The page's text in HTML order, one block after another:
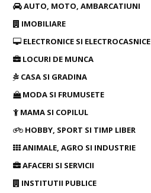
AUTO, MOTO, AMBARCATIUNI
IMOBILIARE
ELECTRONICE SI ELECTROCASNICE
LOCURI DE MUNCA
CASA SI GRADINA
MODA SI FRUMUSETE
MAMA SI COPILUL
HOBBY, SPORT SI TIMP LIBER
ANIMALE, AGRO SI INDUSTRIE
AFACERI SI SERVICII
INSTITUTII PUBLICE